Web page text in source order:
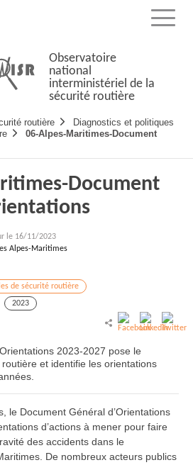
Menu
Observatoire
national
interministériel de la
sécurité routière
routière
Diagnostics et politiques
06-Alpes-Maritimes-Document
Document
le 16/11/2023
Alpes-Maritimes
de sécurité routière
2023
2023-2027 pose le
et identifie les orientations
le Document Général d’Orientations
d’actions à mener pour faire
des accidents dans le
De nombreux acteurs publics